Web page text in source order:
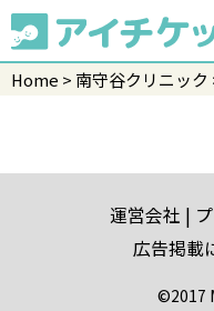
Home 南守谷クリニック
運営会社
広告掲載
©2017